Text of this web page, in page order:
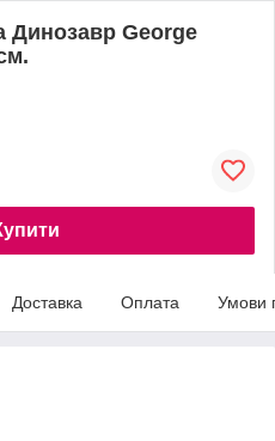
Динозавр George
Доставка Оплата Умови